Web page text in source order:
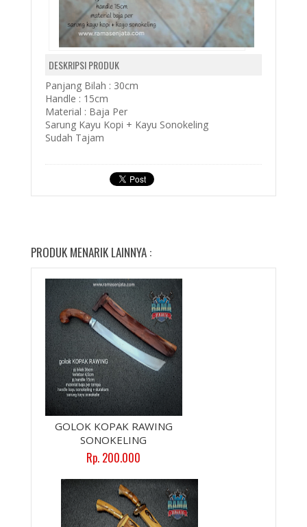
DESKRIPSI PRODUK
Panjang Bilah : 30cm
Handle : 15cm
Material : Baja Per
Sarung Kayu Kopi + Kayu Sonokeling
Sudah Tajam
PRODUK MENARIK LAINNYA :
GOLOK KOPAK RAWING
SONOKELING
Rp. 200.000